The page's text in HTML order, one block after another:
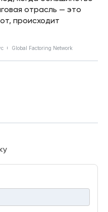
отрасль — это
происходит
Global Factoring Network